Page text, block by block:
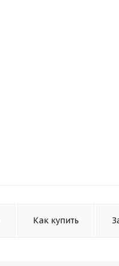
Как купить